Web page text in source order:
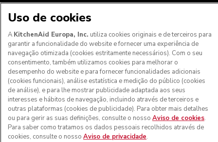
Aos clientes nos Açores, Madeira e outros territórios
portugueses: Por favor, contacte a nossa equipa de Apoio
ao Cliente para efetuar a sua encomenda, de forma a
podermos fornecer os custos de envio exatos e aplicar a
taxa de IVA correta
© KitchenAid 2026 - Todos os direitos reservados.
KitchenAid e o design da batedeira são marcas comerciais
nos EUA e noutros locais.
Uso de cookies
A KitchenAid Europa, Inc. utiliza cookies originais e de terceiros para
garantir a funcionalidade do website e fornecer uma experiência de
navegação otimizada (cookies estritamente necessários). Com o seu
consentimento, também utilizamos cookies para melhorar o
desempenho do website e para fornecer funcionalidades adicionais
(cookies funcionais), análise estatística e medição do público (cookies
de análise), e para lhe mostrar publicidade adaptada aos seus
interesses e hábitos de navegação, incluindo através de terceiros e
outras plataformas (cookies de publicidade). Para obter mais detalhes
ou para gerir as suas definições, consulte o nosso Aviso de cookies.
Para saber como tratamos os dados pessoais recolhidos através de
cookies, consulte o nosso Aviso de privacidade.